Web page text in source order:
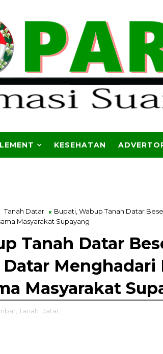
KESEHATAN
Tanah Datar
Bupati, Wabup Tanah Datar
Masyarakat Supayang
Tanah Datar
Datar Menghadari
Masyarakat
Tanah Datar,